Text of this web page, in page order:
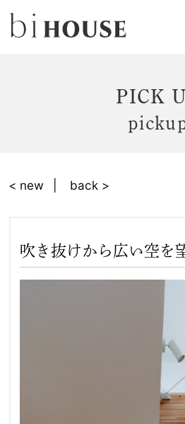
PICK
< new back >
吹き抜けから広い空を